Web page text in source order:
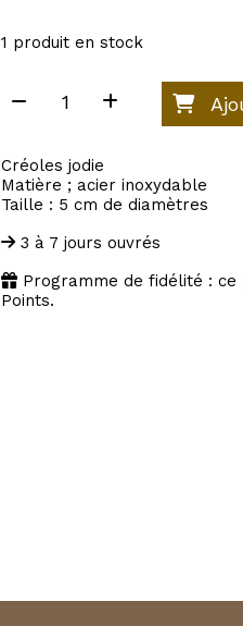
1 produit en stock
Créoles jodie
Matière ; acier inoxydable
Taille : 5 cm de diamètres
3 à 7 jours ouvrés
Programme de fidélité :
Points.